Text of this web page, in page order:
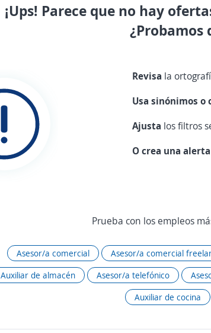
¡Ups! Parece que no hay
¿Probamos
Revisa la
Usa sinónimos o
Ajusta los filtros
O crea una
Prueba con los empleos
Asesor/a comercial Asesor/a comercial
Auxiliar de almacén
Asesor/a telefónico
Auxiliar de cocina